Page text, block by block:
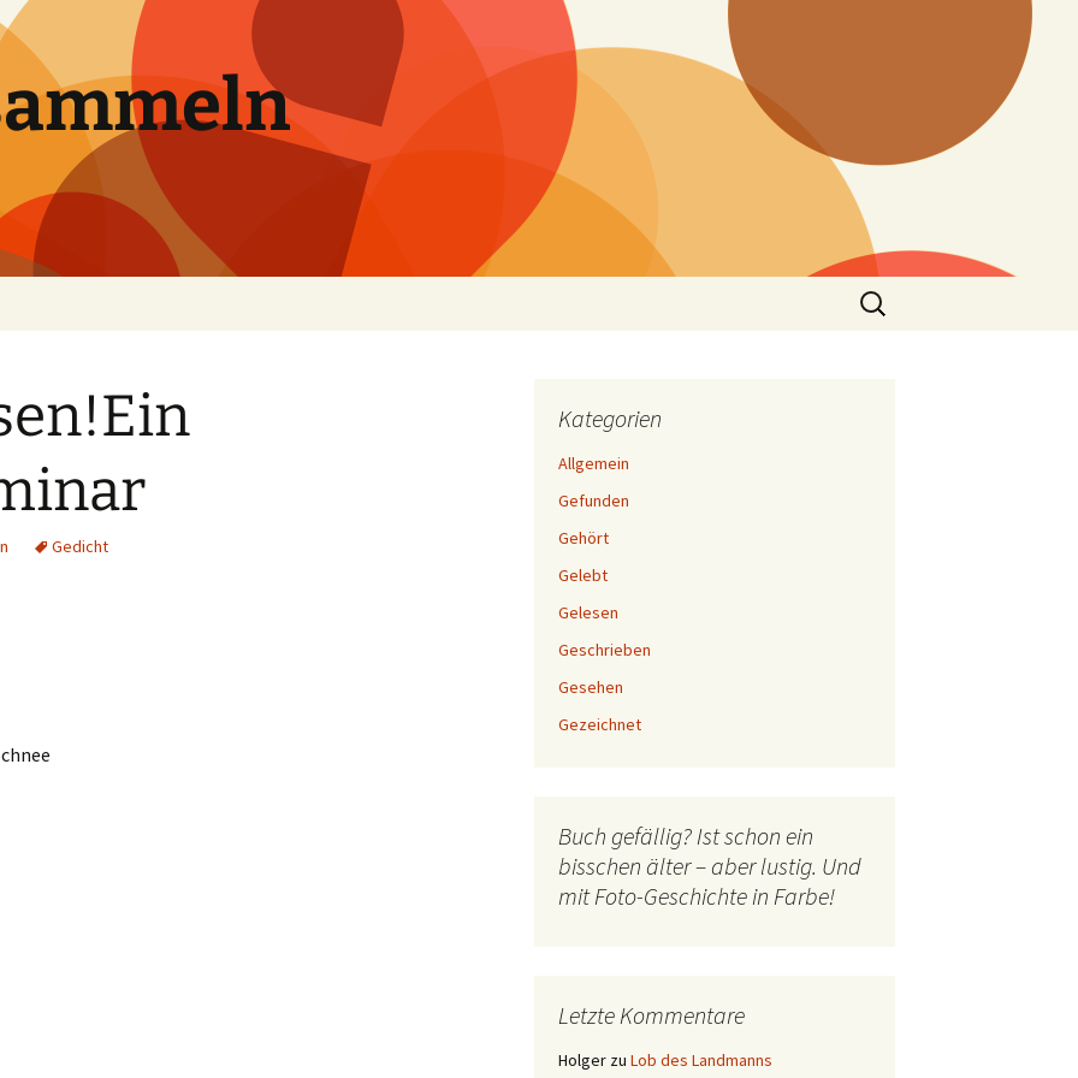
Suchen
nach:
Gedicht
Kategorien
Allgemein
Gefunden
Gehört
Gelebt
Gelesen
Geschrieben
Gesehen
Gezeichnet
Buch gefällig? Ist schon ein
bisschen älter – aber lustig. Und
mit Foto-Geschichte in Farbe!
Letzte Kommentare
Holger zu Lob des Landmanns